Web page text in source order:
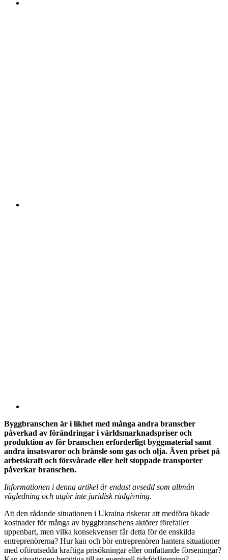
Byggbranschen är i likhet med många andra branscher
påverkad av förändringar i världsmarknadspriser och
produktion av för branschen erforderligt byggmaterial samt
andra insatsvaror och bränsle som gas och olja. Även priset på
arbetskraft och försvårade eller helt stoppade transporter
påverkar branschen.
Informationen i denna artikel är endast avsedd som allmän
vägledning och utgör inte juridisk rådgivning.
Att den rådande situationen i Ukraina riskerar att medföra ökade
kostnader för många av byggbranschens aktörer förefaller
uppenbart, men vilka konsekvenser får detta för de enskilda
entreprenörerna? Hur kan och bör entreprenören hantera situationer
med oförutsedda kraftiga prisökningar eller omfattande förseningar?